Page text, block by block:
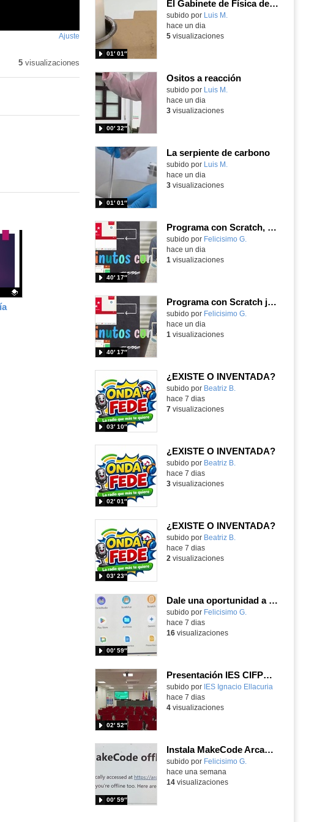
Ajuste
pantalla
5visualizaciones
El Gabinete de Física del IES Enrique Tierno Galván de Parla (Curso 25-26)
Contenido educativo.
subido por Luis M.
01′ 01″
hace un dia
5visualizaciones
Ositos a reacción
Contenido educativo.
subido por Luis M.
00′ 32″
hace un dia
3visualizaciones
La serpiente de carbono
Contenido educativo.
subido por Luis M.
01′ 01″
hace un dia
3visualizaciones
Programa con Scratch, 8 diferentes juegos para vivir la emoción de los partidos de España en el mundial 2026
Contenido educativo.
subido por Felicisimo G.
40′ 17″
hace un dia
1 visualizaciones
Programa con Scratch juegos con los partidos del mundial 2026 ganados por España
Contenido educativo.
subido por Felicisimo G.
40′ 17″
hace un dia
1 visualizaciones
¿EXISTE O INVENTADA?
Contenido educativo.
subido por Beatriz B.
03′ 10″
hace 7 dias
7visualizaciones
¿EXISTE O INVENTADA?
Contenido educativo.
subido por Beatriz B.
02′ 01″
hace 7 dias
3visualizaciones
¿EXISTE O INVENTADA?
Contenido educativo.
subido por Beatriz B.
03′ 23″
hace 7 dias
2 visualizaciones
Dale una oportunidad a los Chromebooks y utiliza un proyector para realizar talleres si no tienes pantallas táctiles
Contenido educativo.
subido por Felicisimo G.
00′ 59″
hace 7 dias
16visualizaciones
Presentación IES CIFPD Ignacio Ellacuría
Contenido educativo.
subido por IES Ignacio Ellacuria
02′ 52″
hace 7 dias
4visualizaciones
Instala MakeCode Arcade para trabajar offline en tu tablet, ordenador, Chromebook
Contenido educativo.
subido por Felicisimo G.
00′ 59″
hace una semana
14visualizaciones